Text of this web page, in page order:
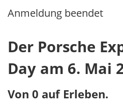
Anmeldung beendet
Der Porsche
Day am 6. Mai
​​​​​​​Von 0 auf Erleben.